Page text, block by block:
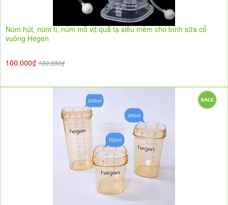
Núm hút, núm ti, núm mỏ vịt quả tạ siêu mềm cho bình sữa cổ
vuông Hegen
100.000₫ 180.000₫